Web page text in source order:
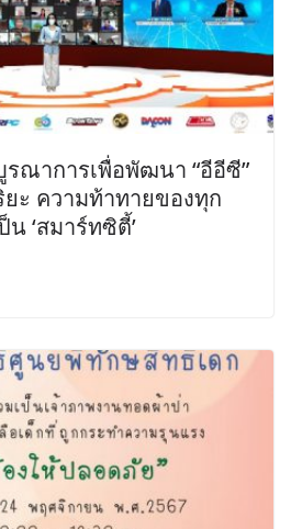
ณาการเพื่อพัฒนา “อีอีซี”
ะ ความท้าทายของทุก
‘สมาร์ทซิตี้’